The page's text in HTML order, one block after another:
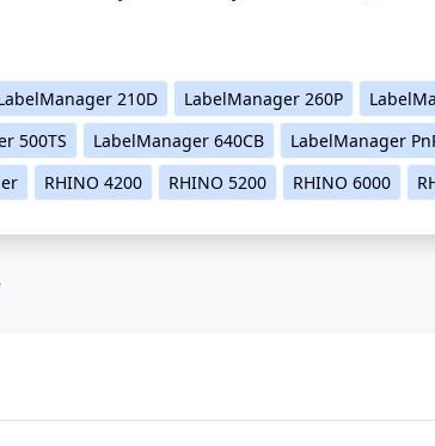
210D LabelManager 260P
500TS LabelManager 640CB LabelManager
RHINO 4200 RHINO 5200 RHINO 6000